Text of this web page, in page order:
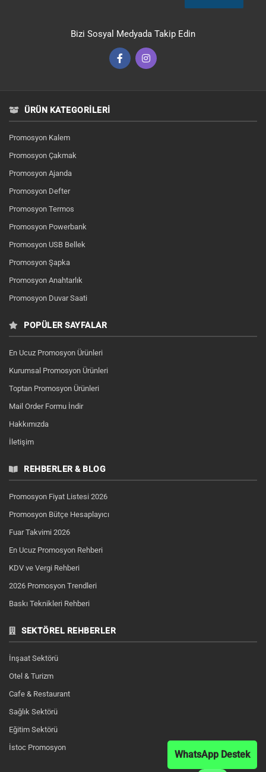
WhatsApp Destek
Bizi Sosyal Medyada Takip Edin
ÜRÜN KATEGORILERI
Promosyon Kalem
Promosyon Çakmak
Promosyon Ajanda
Promosyon Defter
Promosyon Termos
Promosyon Powerbank
Promosyon USB Bellek
Promosyon Şapka
Promosyon Anahtarlık
Promosyon Duvar Saati
POPÜLER SAYFALAR
En Ucuz Promosyon Ürünleri
Kurumsal Promosyon Ürünleri
Toptan Promosyon Ürünleri
Mail Order Formu İndir
Hakkımızda
İletişim
REHBERLER & BLOG
Promosyon Fiyat Listesi 2026
Promosyon Bütçe Hesaplayıcı
Fuar Takvimi 2026
En Ucuz Promosyon Rehberi
KDV ve Vergi Rehberi
2026 Promosyon Trendleri
Baskı Teknikleri Rehberi
SEKTÖREL REHBERLER
İnşaat Sektörü
Otel & Turizm
Cafe & Restaurant
Sağlık Sektörü
Eğitim Sektörü
İstoc Promosyon